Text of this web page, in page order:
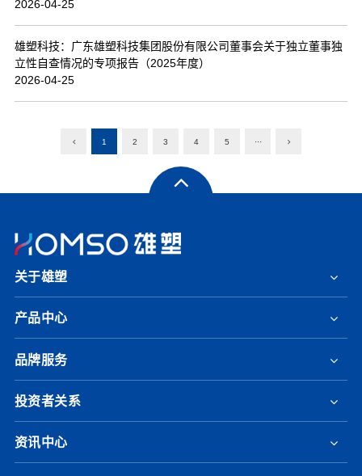
2026-04-25
雄塑科技：广东雄塑科技集团股份有限公司董事会关于独立董事独
立性自查情况的专项报告（2025年度）
2026-04-25
1 2 3 4 5 ···
关于雄塑
产品中心
品牌服务
投资者关系
资讯中心